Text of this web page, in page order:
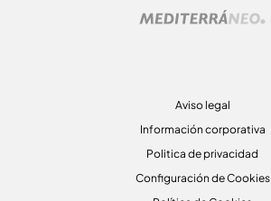
Aviso legal
Información corporativa
Politica de privacidad
Configuración de Cookies